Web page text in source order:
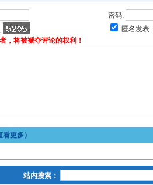
密码:
匿名发表
，将被褫夺评论的权利！
更多）
站内搜索：